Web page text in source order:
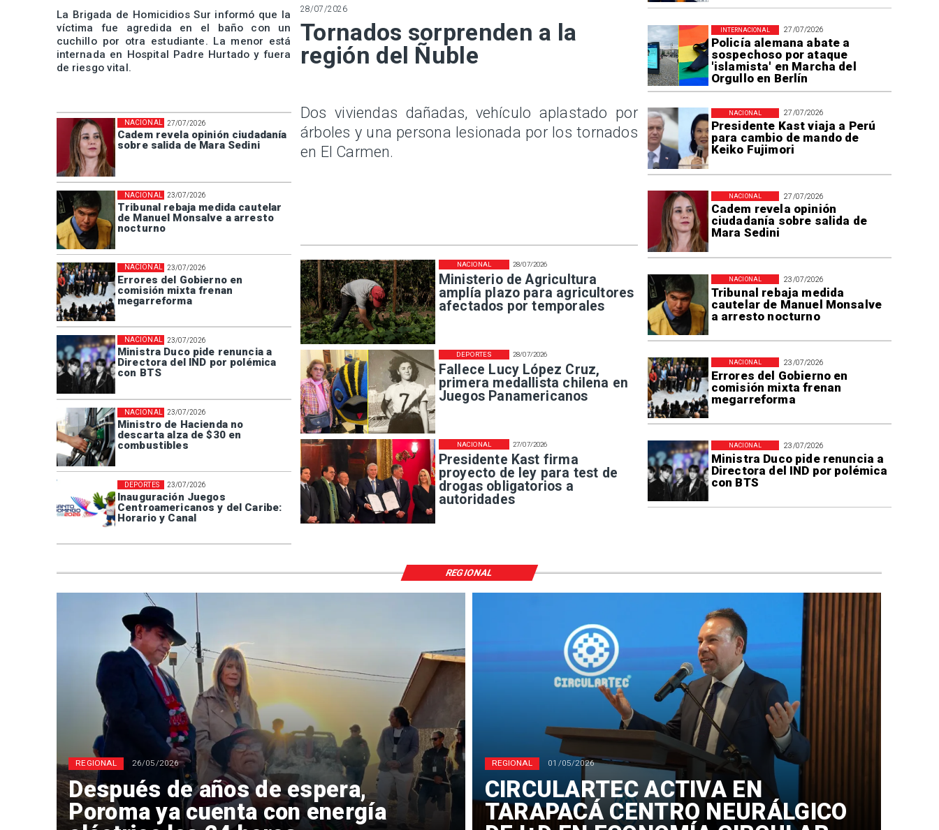
27/07/2026
Policía alemana abate a
sospechoso por ataque
'islamista' en Marcha del
Orgullo en Berlín
INTERNACIONAL
27/07/2026
Presidente Kast viaja a Perú
para cambio de mando de
Keiko Fujimori
NACIONAL
27/07/2026
Cadem revela opinión
ciudadanía sobre salida de
Mara Sedini
NACIONAL
23/07/2026
Tribunal rebaja medida
cautelar de Manuel Monsalve
a arresto nocturno
NACIONAL
23/07/2026
Errores del Gobierno en
comisión mixta frenan
megarreforma
NACIONAL
23/07/2026
Ministra Duco pide renuncia a
Directora del IND por polémica
con BTS
NACIONAL
27/07/2026
Cadem revela opinión ciudadanía
sobre salida de Mara Sedini
NACIONAL
23/07/2026
Tribunal rebaja medida cautelar
de Manuel Monsalve a arresto
nocturno
NACIONAL
23/07/2026
Errores del Gobierno en
comisión mixta frenan
megarreforma
NACIONAL
23/07/2026
Ministra Duco pide renuncia a
Directora del IND por polémica
con BTS
NACIONAL
23/07/2026
Ministro de Hacienda no
descarta alza de $30 en
combustibles
NACIONAL
23/07/2026
Inauguración Juegos
Centroamericanos y del Caribe:
Horario y Canal
DEPORTES
28/07/2026
Ministerio de Agricultura
amplía plazo para agricultores
afectados por temporales
NACIONAL
28/07/2026
Fallece Lucy López Cruz,
primera medallista chilena en
Juegos Panamericanos
DEPORTES
27/07/2026
Presidente Kast firma
proyecto de ley para test de
drogas obligatorios a
autoridades
NACIONAL
La Brigada de Homicidios Sur informó que la
víctima fue agredida en el baño con un
cuchillo por otra estudiante. La menor está
internada en Hospital Padre Hurtado y fuera
de riesgo vital.
28/07/2026
Tornados sorprenden a la
región del Ñuble
Dos viviendas dañadas, vehículo aplastado por
árboles y una persona lesionada por los tornados
en El Carmen.
Después de años de espera,
Poroma ya cuenta con energía
REGIONAL 26/05/2026
​CIRCULARTEC ACTIVA EN
TARAPACÁ CENTRO NEURÁLGICO
REGIONAL 01/05/2026
REGIONAL